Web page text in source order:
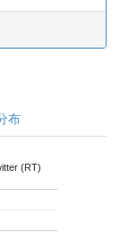
布
(RT)